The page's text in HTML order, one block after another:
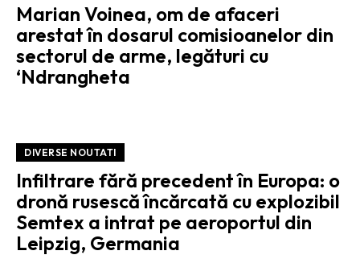
Marian Voinea, om de afaceri
arestat în dosarul comisioanelor din
sectorul de arme, legături cu
‘Ndrangheta
DIVERSE NOUTATI
Infiltrare fără precedent în Europa: o
dronă rusescă încărcată cu explozibil
Semtex a intrat pe aeroportul din
Leipzig, Germania